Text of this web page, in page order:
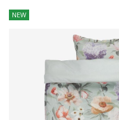
NEW